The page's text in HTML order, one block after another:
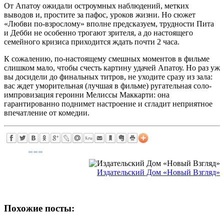
От Апатоу ожидали остроумных наблюдений, метких
выводов и, простите за пафос, уроков жизни. Но сюжет
«Любви по-взрослому» вполне предсказуем, трудности Пита
и Дебби не особенно трогают зрителя, а до настоящего
семейного кризиса приходится ждать почти 2 часа.
К сожалению, по-настоящему смешных моментов в фильме
слишком мало, чтобы счесть картину удачей Апатоу. Но раз уж
вы досидели до финальных титров, не уходите сразу из зала:
вас ждет уморительная (лучшая в фильме) ругательная соло-
импровизация героини Мелиссы Маккарти: она
гарантированно поднимет настроение и сгладит неприятное
впечатление от комедии.
Издательский Дом «Новый Взгляд»
Похожие посты: